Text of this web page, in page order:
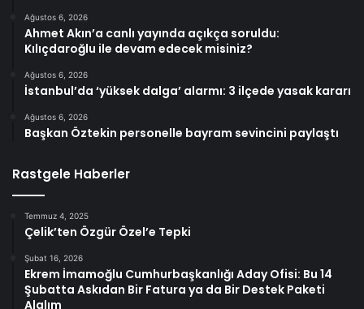
Ağustos 6, 2026
Ahmet Akın’a canlı yayında açıkça soruldu:
Kılıçdaroğlu ile devam edecek misiniz?
Ağustos 6, 2026
İstanbul’da ‘yüksek dalga’ alarmı: 3 ilçede yasak kararı
Ağustos 6, 2026
Başkan Öztekin personelle bayram sevincini paylaştı
Rastgele Haberler
Temmuz 4, 2025
Çelik’ten Özgür Özel’e Tepki
Şubat 16, 2026
Ekrem İmamoğlu Cumhurbaşkanlığı Aday Ofisi: Bu 14
Şubatta Askıdan Bir Fatura ya da Bir Destek Paketi
Alalım